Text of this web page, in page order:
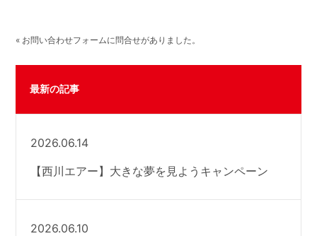
« お問い合わせフォームに問合せがありました。
最新の記事
2026.06.14
【西川エアー】大きな夢を見ようキャンペーン
2026.06.10